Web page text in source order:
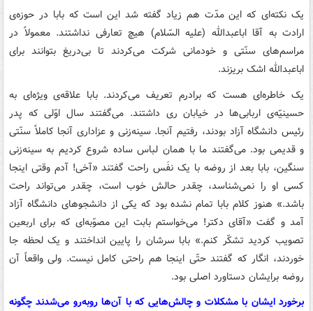
یک نکته‌ای که این مدّت هم زیاد گفته شد این است که بابا در حوزه‌ی
ارادت به آقا اباعبدالله (علیه السّلام) هیچ تعارفی نداشتند. معمولاً در
مراسم‌های سنّتی و خودمانی شرکت می‌کردند تا بی‌دریغ بتوانند برای
اباعبدالله اشک بریزند.
یک خاطره‌ای هست که برادرم تعریف می‌کردند. بابا علاقه‌ی ویژه‌ای به
حسینیّه‌ی اربابی‌ها در خیابان ری داشتند. می‌گفتند سال اوّلی که پدر
رئیس دانشگاه آزاد بودند، رفتیم آنجا. سینه‌زنی و عزاداری آنجا کاملاً سنّتی
و قدیمی بود. می‌گفتند ما با همان لباس ساده شروع کردیم به سینه‌زنی
سنگین، بابا بعد از روضه با یک نفَس راحت گفتند «آخی! آدم وقتی اینجا
کسی او را نمی‌شناسد، چقدر حالش خوب است، چقدر می‌تواند راحت
باشد.» هنوز کلام بابا تمام نشده بود که یکی از دانشجوهای دانشگاه آزاد
آمد و گفت «آقای دکتر! می‌خواستم بابت این مصوّبه‌ای که برای اربعین
تصویب کردید تشکّر کنم.» بابا سرشان را پایین انداختند و یک لحظه جا
خوردند، انگار که گفتند حتّی اینجا هم راحتی کامل نیست. ولی واقعاً آن
روضه برایشان دستاورد اصلی بود.
برخورد ایشان با مشکلات و چالش‌هایی که با آن‌ها روبه‌رو می‌شدند چگونه